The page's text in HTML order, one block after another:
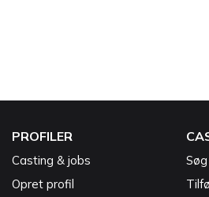
PROFILER
Casting & jobs
Opret profil